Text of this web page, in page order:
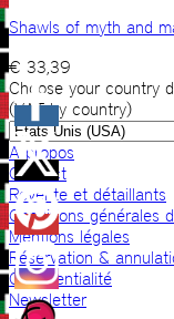
Shawls of myth and
€ 33,39
Choose your country
(VAT by country)
A propos
Contact
Revente et détaillants
Conditions générales
Mentions légales
Réservation &
Confidentialité
Newsletter